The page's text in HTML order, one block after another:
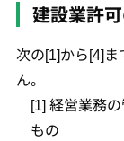
建設業許
次の[1]から[4]
ん。
[1] 経営業務
もの